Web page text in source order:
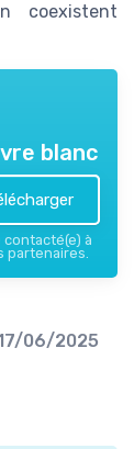
coexistent
blanc
contacté(e) à
partenaires.
06/2025